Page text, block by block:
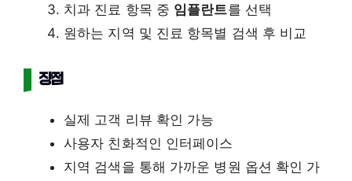
치과 진료 항목 중 임플란트를 선택
원하는 지역 및 진료 항목별 검색 후 비교
장점
실제 고객 리뷰 확인 가능
사용자 친화적인 인터페이스
지역 검색을 통해 가까운 병원 옵션 확인 가